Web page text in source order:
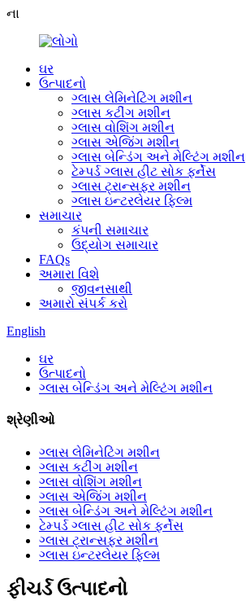
ના
ઘર
ઉત્પાદનો
ગ્લાસ લેમિનેટિંગ મશીન
ગ્લાસ કટીંગ મશીન
ગ્લાસ વોશિંગ મશીન
ગ્લાસ એજિંગ મશીન
ગ્લાસ બેન્ડિંગ અને મેલ્ટિંગ મશીન
ટેમ્પર્ડ ગ્લાસ હીટ સોક ફર્નેસ
ગ્લાસ ટ્રાન્સફર મશીન
ગ્લાસ ઇન્ટરલેયર ફિલ્મ
સમાચાર
કંપની સમાચાર
ઉદ્યોગ સમાચાર
FAQs
અમારા વિશે
જીવનસાથી
અમારો સંપર્ક કરો
English
ઘર
ઉત્પાદનો
ગ્લાસ બેન્ડિંગ અને મેલ્ટિંગ મશીન
શ્રેણીઓ
ગ્લાસ લેમિનેટિંગ મશીન
ગ્લાસ કટીંગ મશીન
ગ્લાસ વોશિંગ મશીન
ગ્લાસ એજિંગ મશીન
ગ્લાસ બેન્ડિંગ અને મેલ્ટિંગ મશીન
ટેમ્પર્ડ ગ્લાસ હીટ સોક ફર્નેસ
ગ્લાસ ટ્રાન્સફર મશીન
ગ્લાસ ઇન્ટરલેયર ફિલ્મ
ફીચર્ડ ઉત્પાદનો